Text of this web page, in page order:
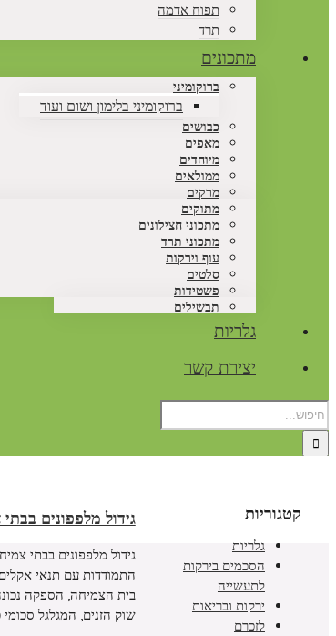
תפוח אדמה
תרד
מתכונים
ברוקומיני
ברוקומיני בלימון ושום ועוד
כבושים
מאפים
מיוחדים
ממולאים
מרקים
מתוקים
מתכוני חצילונים
מתכוני תרד
עוף וירקות
סלטים
פשטידות
תבשילים
גלריות
יצירת קשר
גידול מלפפונים
גידול מלפפונים בבתי
התמודדות עם תנאי אקלים
בית הצמיחה, הספקה
שוק הזנים, המגלגל
קטגוריות
גלריות
הסכמים בירקות
לתעשייה
ירקות ובריאות
לזכרם